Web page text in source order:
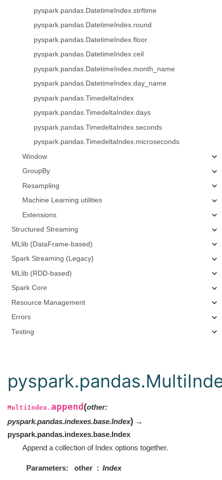
pyspark.pandas.DatetimeIndex.strftime
pyspark.pandas.DatetimeIndex.round
pyspark.pandas.DatetimeIndex.floor
pyspark.pandas.DatetimeIndex.ceil
pyspark.pandas.DatetimeIndex.month_name
pyspark.pandas.DatetimeIndex.day_name
pyspark.pandas.TimedeltaIndex
pyspark.pandas.TimedeltaIndex.days
pyspark.pandas.TimedeltaIndex.seconds
pyspark.pandas.TimedeltaIndex.microseconds
Window
GroupBy
Resampling
Machine Learning utilities
Extensions
Structured Streaming
MLlib (DataFrame-based)
Spark Streaming (Legacy)
MLlib (RDD-based)
Spark Core
Resource Management
Errors
Testing
MultiIndex. append (other:
pyspark.pandas.indexes.base.Index) →
pyspark.pandas.indexes.base.Index
Append a collection of Index options together.
Parameters other Index